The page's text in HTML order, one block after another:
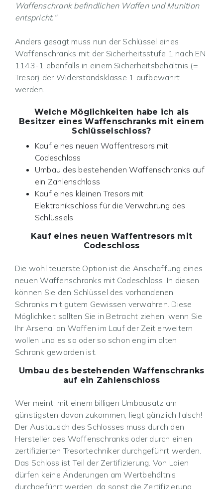
Waffenschrank befindlichen Waffen und Munition
entspricht.“
Anders gesagt muss nun der Schlüssel eines
Waffenschranks mit der Sicherheitsstufe 1 nach EN
1143-1 ebenfalls in einem Sicherheitsbehältnis (=
Tresor) der Widerstandsklasse 1 aufbewahrt
werden.
Welche Möglichkeiten habe ich als
Besitzer eines Waffenschranks mit einem
Schlüsselschloss?
Kauf eines neuen Waffentresors mit
Codeschloss
Umbau des bestehenden Waffenschranks auf
ein Zahlenschloss
Kauf eines kleinen Tresors mit
Elektronikschloss für die Verwahrung des
Schlüssels
Kauf eines neuen Waffentresors mit
Codeschloss
Die wohl teuerste Option ist die Anschaffung eines
neuen Waffenschranks mit Codeschloss. In diesen
können Sie den Schlüssel des vorhandenen
Schranks mit gutem Gewissen verwahren. Diese
Möglichkeit sollten Sie in Betracht ziehen, wenn Sie
Ihr Arsenal an Waffen im Lauf der Zeit erweitern
wollen und es so oder so schon eng im alten
Schrank geworden ist.
Umbau des bestehenden Waffenschranks
auf ein Zahlenschloss
Wer meint, mit einem billigen Umbausatz am
günstigsten davon zukommen, liegt gänzlich falsch!
Der Austausch des Schlosses muss durch den
Hersteller des Waffenschranks oder durch einen
zertifizierten Tresortechniker durchgeführt werden.
Das Schloss ist Teil der Zertifizierung. Von Laien
dürfen keine Änderungen am Wertbehältnis
durchgeführt werden, da sonst die Zertifizierung